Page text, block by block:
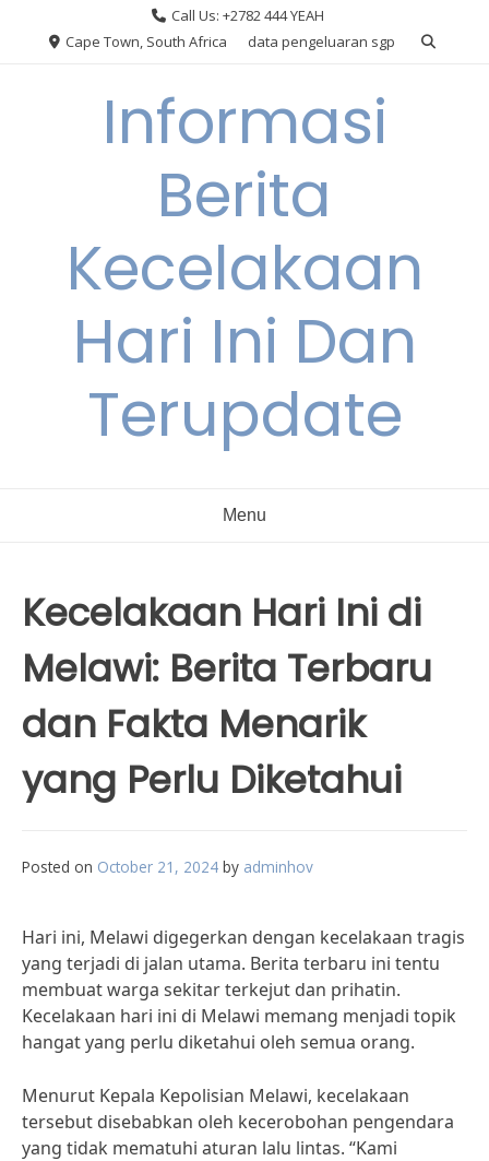
Call Us: +2782 444 YEAH
Cape Town, South Africa
data pengeluaran sgp
Informasi
Berita
Kecelakaan
Hari Ini Dan
Terupdate
Menu
Kecelakaan Hari Ini di
Melawi: Berita Terbaru
dan Fakta Menarik
yang Perlu Diketahui
Posted on October 21, 2024 by adminhov
Hari ini, Melawi digegerkan dengan kecelakaan tragis
yang terjadi di jalan utama. Berita terbaru ini tentu
membuat warga sekitar terkejut dan prihatin.
Kecelakaan hari ini di Melawi memang menjadi topik
hangat yang perlu diketahui oleh semua orang.
Menurut Kepala Kepolisian Melawi, kecelakaan
tersebut disebabkan oleh kecerobohan pengendara
yang tidak mematuhi aturan lalu lintas. “Kami